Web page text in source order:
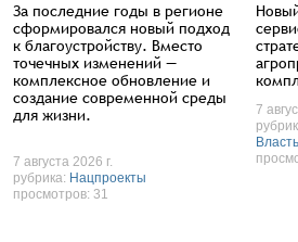
За последние годы в регионе
сформировался новый подход
к благоустройству. Вместо
точечных изменений —
комплексное обновление и
создание современной среды
для жизни.
7 августа 2026 г.
рубрика: Нацпроекты
просмотров: 31
7